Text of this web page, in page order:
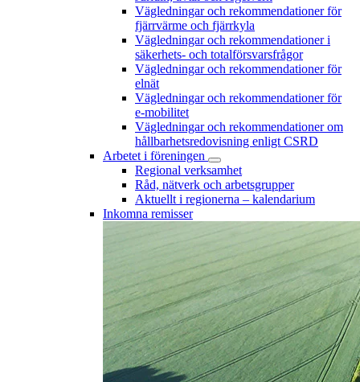
Vägledningar och rekommendationer för
fjärrvärme och fjärrkyla
Vägledningar och rekommendationer i
säkerhets- och totalförsvarsfrågor
Vägledningar och rekommendationer för
elnät
Vägledningar och rekommendationer för
e-mobilitet
Vägledningar och rekommendationer om
hållbarhetsredovisning enligt CSRD
Arbetet i föreningen
Regional verksamhet
Råd, nätverk och arbetsgrupper
Aktuellt i regionerna – kalendarium
Inkomna remisser